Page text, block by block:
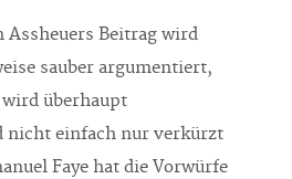
Assheuers Beitrag wird
sauber argumentiert,
wird überhaupt
nicht einfach nur verkürzt
Faye hat die Vorwürfe